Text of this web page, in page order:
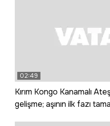
02:49
Kırım Kongo Kanamalı
gelişme; aşının ilk fazı